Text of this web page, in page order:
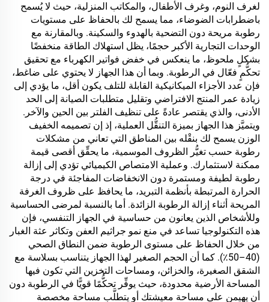
لغرف النوم، وغرف الأطفال، والمكاتب المنزلية، حيث لا يُسمح
باضطرابات الضوضاء، مما يسمح لك بالحفاظ على مستويات
رطوبة مريحة دون التضحية بالهدوء والسكينة. وبالمقارنة مع
الوحدات التجارية الأكبر حجمًا، يظل استهلاك الطاقة منخفضًا
بشكلٍ ملحوظ، ما ينعكس في خفض فواتير الكهرباء مع تحقيق
تحكُّمٍ فعّال في الرطوبة. وبما أن هذا الجهاز لا يحتوي على ضاغط،
فإن عدد الأجزاء الميكانيكية القابلة للتلف يكون أقل، ما يؤدي إلى
زيادة عمر المنتج الافتراضي وتقليل متطلبات الصيانة إلى الحد
الأدنى، والذي يقتصر عادةً على تنظيف الفلتر بين الحين والآخر.
ويتميَّز هذا الجهاز بميزة التنقُّل العملية، إذ إن تصميمه الخفيف
الوزن يسمح لك بنقْله بين المناطق التي تعاني من مشكلات
رطوبة حسب تغيُّر الظروف الموسمية، ما يحقِّق أقصى قيمة
ممكنة لاستثمارك. وعملية الامتصاص الكيميائي تؤدي إلى إزالة
رطوبة لطيفة ومستمرة دون الانخفاضات المفاجئة في درجة
الحرارة المرتبطة بأنظمة التبريد، ما يحافظ على ظروف الغرفة
المريحة أثناء إزالة الرطوبة الزائدة. أما بالنسبة لمرضى الحساسية
وللأشخاص الذين يعانون من حساسية في الجهاز التنفسي، فإن
هذه التكنولوجيا تساعد في منع نمو جراثيم العفن وتكاثر عثة الغبار
من خلال الحفاظ على مستوى الرطوبة ضمن النطاق الصحي
(40–50٪). كما أن الحجم الصغير لهذا الجهاز يتناسب بسلاسة مع
الشقق الصغيرة، والخزائن، ومساحات التخزين التي تكون فيها
المساحة الأرضية محدودة، حيث يوفِّر تحكُّمًا قويًّا في الرطوبة دون
أن يهيمن على مساحة معيشتك أو يتطلَّب مساحة مخصصة